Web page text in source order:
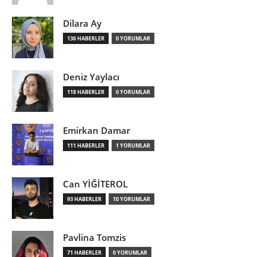
Dilara Ay
136 HABERLER 0 YORUMLAR
Deniz Yaylacı
118 HABERLER 0 YORUMLAR
Emirkan Damar
111 HABERLER 1 YORUMLAR
Can YİĞİTEROL
93 HABERLER 10 YORUMLAR
Pavlina Tomzis
71 HABERLER 0 YORUMLAR